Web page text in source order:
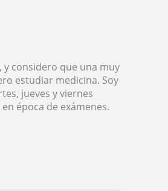
y considero que una muy
estudiar medicina. Soy
jueves y viernes
época de exámenes.